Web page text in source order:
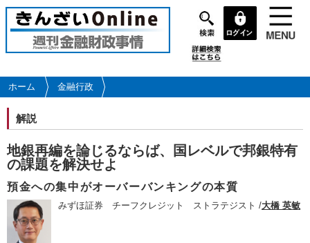
メ
イ
コ
ン
に
移
動
ホーム 金融行政
解説
地銀再編を論じるならば、国レベルで邦銀特有
の課題を解決せよ
預金への集中がオーバーバンキングの本質
みずほ証券 チーフクレジット ストラテジスト /大橋 英敏